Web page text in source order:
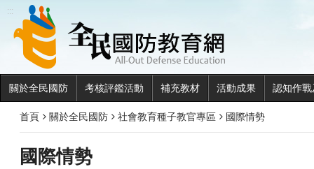
:::
關於全民國防 考核評鑑活動 補充教材 活動成果 認知作
首頁 關於全民國防 社會教育種子教官專區 國際情勢
國際情勢